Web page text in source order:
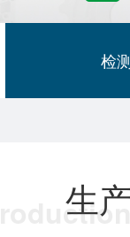
检
生